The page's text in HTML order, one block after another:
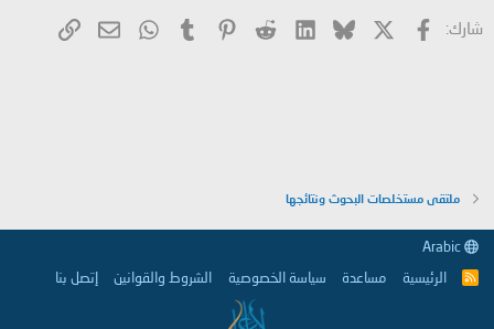
شارك: فيسبوك Bluesky
LinkedIn
Reddit
Pinterest
Tumblr
WhatsApp
البريد
ملتقى مستخلصات البحوث ونتائجها
R
الرئيسية مساعدة سياسة الخصوصية الشروط والقوانين إتصل بنا